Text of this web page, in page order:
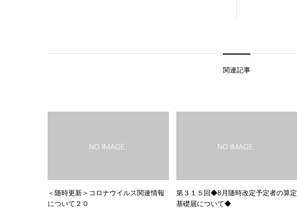
関連記事
＜随時更新＞コロナウイルス関連情報
について２０
第３１５回◆8月随時改定予定者の算定
基礎届について◆